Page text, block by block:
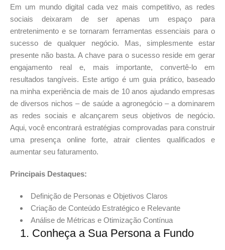
Em um mundo digital cada vez mais competitivo, as redes
sociais deixaram de ser apenas um espaço para
entretenimento e se tornaram ferramentas essenciais para o
sucesso de qualquer negócio. Mas, simplesmente estar
presente não basta. A chave para o sucesso reside em gerar
engajamento real e, mais importante, convertê-lo em
resultados tangíveis. Este artigo é um guia prático, baseado
na minha experiência de mais de 10 anos ajudando empresas
de diversos nichos – de saúde a agronegócio – a dominarem
as redes sociais e alcançarem seus objetivos de negócio.
Aqui, você encontrará estratégias comprovadas para construir
uma presença online forte, atrair clientes qualificados e
aumentar seu faturamento.
Principais Destaques:
Definição de Personas e Objetivos Claros
Criação de Conteúdo Estratégico e Relevante
Análise de Métricas e Otimização Contínua
1. Conheça a Sua Persona a Fundo